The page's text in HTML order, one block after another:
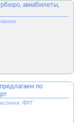
авиабилеты,
по
ФРГ